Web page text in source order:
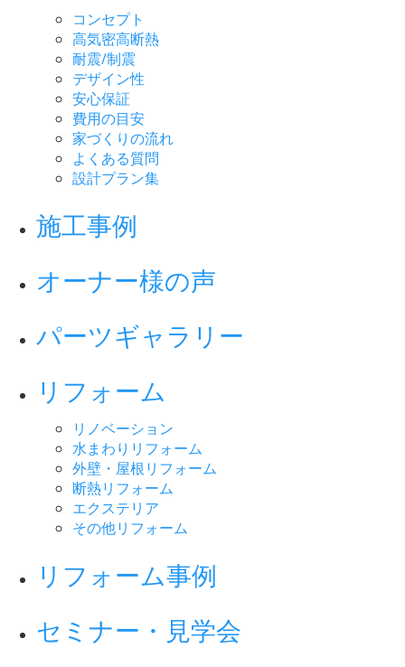
コンセプト
高気密高断熱
耐震/制震
デザイン性
安心保証
費用の目安
家づくりの流れ
よくある質問
設計プラン集
施工事例
オーナー様の声
パーツギャラリー
リフォーム
リノベーション
水まわりリフォーム
外壁・屋根リフォーム
断熱リフォーム
エクステリア
その他リフォーム
リフォーム事例
セミナー・見学会